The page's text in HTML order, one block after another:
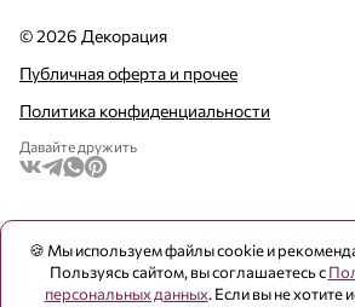
© 2026 Декорация
Публичная оферта и прочее
Политика конфиденциальности
Давайте дружить
🍪 Мы используем файлы cookie и
Пользуясь сайтом, вы соглашаетесь с
персональных данных. Если вы не хотите